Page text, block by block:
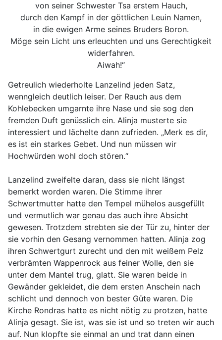
von seiner Schwester Tsa erstem Hauch,
durch den Kampf in der göttlichen Leuin Namen,
in die ewigen Arme seines Bruders Boron.
Möge sein Licht uns erleuchten und uns Gerechtigkeit
widerfahren.
Aiwah!“
Getreulich wiederholte Lanzelind jeden Satz,
wenngleich deutlich leiser. Der Rauch aus dem
Kohlebecken umgarnte ihre Nase und sie sog den
fremden Duft genüsslich ein. Alinja musterte sie
interessiert und lächelte dann zufrieden. „Merk es dir,
es ist ein starkes Gebet. Und nun müssen wir
Hochwürden wohl doch stören.“
Lanzelind zweifelte daran, dass sie nicht längst
bemerkt worden waren. Die Stimme ihrer
Schwertmutter hatte den Tempel mühelos ausgefüllt
und vermutlich war genau das auch ihre Absicht
gewesen. Trotzdem strebten sie der Tür zu, hinter der
sie vorhin den Gesang vernommen hatten. Alinja zog
ihren Schwertgurt zurecht und den mit weißem Pelz
verbrämten Wappenrock aus feiner Wolle, den sie
unter dem Mantel trug, glatt. Sie waren beide in
Gewänder gekleidet, die dem ersten Anschein nach
schlicht und dennoch von bester Güte waren. Die
Kirche Rondras hatte es nicht nötig zu protzen, hatte
Alinja gesagt. Sie ist, was sie ist und so treten wir auch
auf. Nun klopfte sie einmal an und trat dann einen